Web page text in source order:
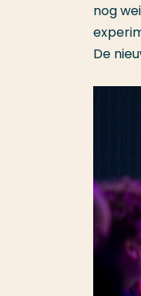
nog
De